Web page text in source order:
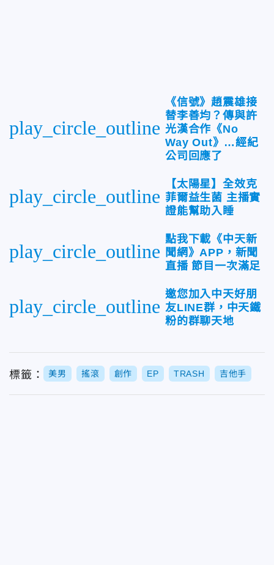
play_circle_outline
《信號》趙震雄接
替李善均？傳與許
光漢合作《No
Way Out》…經紀
公司回應了
play_circle_outline
【太陽星】全效克
菲爾益生菌 主播實
證能幫助入睡
play_circle_outline
點我下載《中天新
聞網》APP，新聞
直播 節目一次滿足
play_circle_outline
邀您加入中天好朋
友LINE群，中天鐵
粉的群聊天地
標籤： 美男 搖滾 創作 EP TRASH 吉他手